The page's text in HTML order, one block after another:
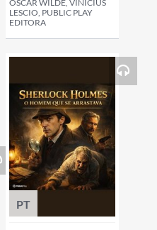
OSCAR WILDE, VINÍCIUS
LESCIO, PUBLIC PLAY
EDITORA
PT